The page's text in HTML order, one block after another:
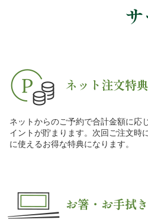
ネット注文特典
ネットからのご予約で合計金額に応
イントが貯まります。次回ご注文時
に使えるお得な特典になります。
お箸・お手拭き